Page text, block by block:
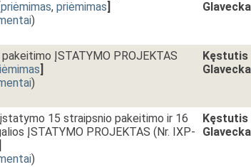
[priėmimas, priėmimas]
)
ĮSTATYMO PROJEKTAS
]
)
Kęstutis
įstatymo 15 straipsnio pakeitimo ir 16
ĮSTATYMO PROJEKTAS (Nr. IXP-
)
Kęstutis